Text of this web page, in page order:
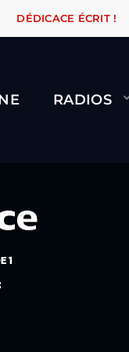
ORANGE ROAD QUI
DÉDICACE ÉCRIT !
RADIOS
1